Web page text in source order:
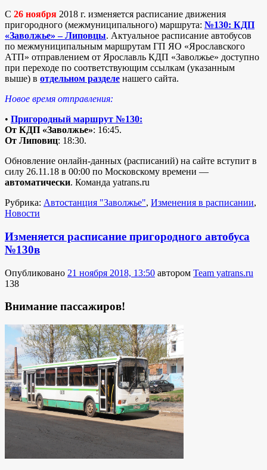
C 26 ноября 2018 г. изменяется расписание движения
пригородного (межмуниципального) маршрута: №130: КДП
«Заволжье» – Липовцы. Актуальное расписание автобусов
по межмуниципальным маршрутам ГП ЯО «Ярославского
АТП» отправлением от Ярославль КДП «Заволжье» доступно
при переходе по соответствующим ссылкам (указанным
выше) в отдельном разделе нашего сайта.
Новое время отправления:
• Пригородный маршрут №130:
От КДП «Заволжье»: 16:45.
От Липовиц: 18:30.
Обновление онлайн-данных (расписаний) на сайте вступит в
силу 26.11.18 в 00:00 по Московскому времени —
автоматически. Команда yatrans.ru
Рубрика: Автостанция "Заволжье", Изменения в расписании,
Новости
Изменяется расписание пригородного автобуса
№130в
Опубликовано 21 ноября 2018, 13:50 автором Team yatrans.ru
138
Внимание пассажиров!